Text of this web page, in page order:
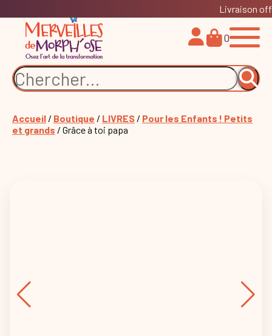
Livraison
0
Accueil / Boutique / LIVRES / Pour les Enfants ! Petits
et grands / Grâce à toi papa